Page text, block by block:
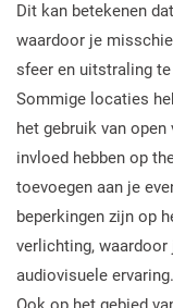
Dit kan betekenen
waardoor je
sfeer en uitstraling te
Sommige locaties
het gebruik van
invloed hebben op
toevoegen aan je
beperkingen zijn op
verlichting, waardoor
audiovisuele ervaring.